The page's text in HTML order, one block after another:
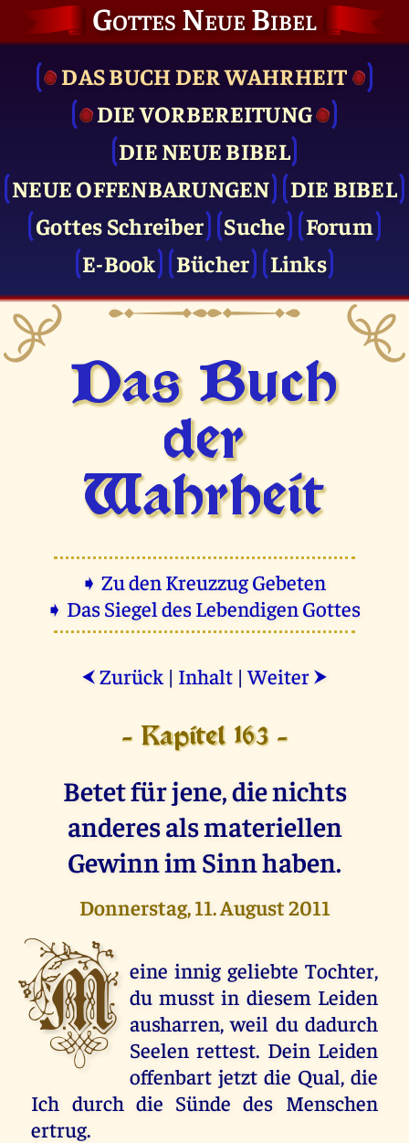
Gottes Neue Bibel
DAS BUCH DER WAHRHEIT
DIE VOR­BEREITUNG
DIE NEUE BIBEL
NEUE OFFENBARUNGEN
DIE BIBEL
Gottes Schreiber
Suche
Forum
E-Book
Bücher Links
Das Buch
der
Wahrheit
➧ Zu den Kreuzzug Gebeten
➧ Das Siegel des Lebendigen Gottes
⮜ Zurück | Inhalt |Weiter ⮞
- Kapitel 163 -
Betet für jene, die nichts
anderes als materiellen
Gewinn im Sinn haben.
Donnerstag, 11. August 2011
M eine innig geliebte Tochter,
du musst in diesem Leiden
ausharren, weil du dadurch
Seelen rettest. Dein Leiden
offenbart jetzt die Qual, die
Ich durch die Sünde des Menschen
ertrug.